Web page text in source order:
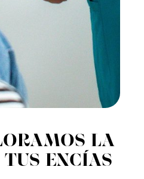
LA
ENCÍAS